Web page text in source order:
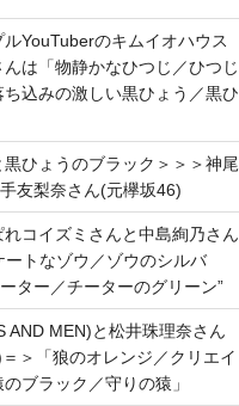
ルYouTuberのキムイオハウス
は「物静かなひつじ／ひつじ
込みの激しい黒ひょう／黒ひ
ひょうのブラック＞＞＞神尾
友梨奈さん(元欅坂46)
れコイズミさんと中島絢乃さん
トなゾウ／ゾウのシルバ
ター／チーターのグリーン”
AND MEN)と松井珠理奈さん
＞「狼のオレンジ／クリエイ
ブラック／守りの猿」